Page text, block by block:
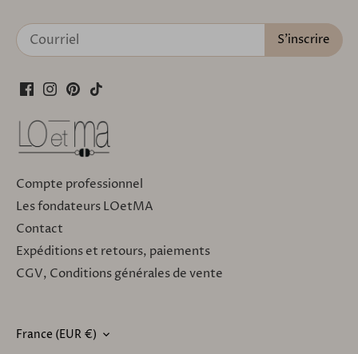
Compte professionnel
Les fondateurs LOetMA
Contact
Expéditions et retours, paiements
CGV, Conditions générales de vente
DEVISE
France (EUR €)